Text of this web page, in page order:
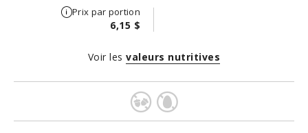
Prix par portion
6,15 $
Voir les valeurs nutritives